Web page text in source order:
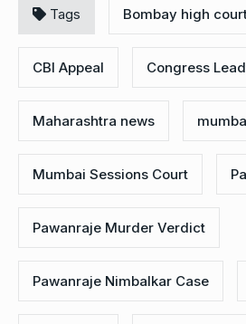
Tags Bombay high
CBI Appeal Congress
Maharashtra news
Mumbai Sessions Court
Pawanraje Murder Verdict
Pawanraje Nimbalkar Case